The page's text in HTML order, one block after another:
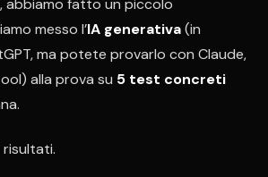
abbiamo fatto un piccolo
messo l’IA generativa(in
ma potete provarlo con Claude,
alla prova su 5 test concreti
risultati.